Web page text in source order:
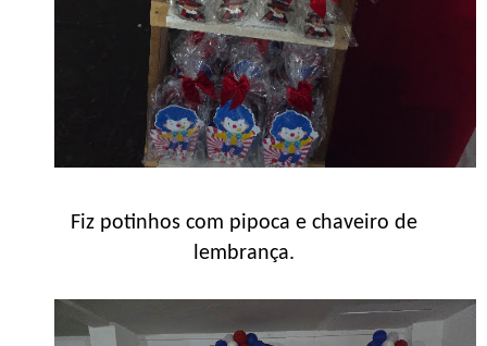
Fiz potinhos com pipoca e chaveiro de
lembrança.